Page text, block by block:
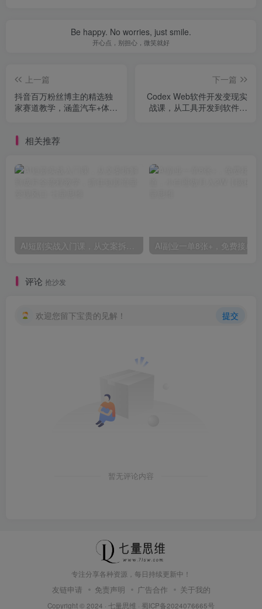
Be happy. No worries, just smile.
开心点，别担心，微笑就好
上一篇
抖音百万粉丝博主的精选独
家赛道教学，涵盖汽车+体育
下一篇
Codex Web软件开发变现实
战课，从工具开发到软件变
相关推荐
评论 抢沙发
欢迎您留下宝贵的见解！ 提交
暂无评论内容
专注分享各种资源，每日持续更新中！
友链申请 免责声明 广告合作 关于我的
Copyright © 2024 · 七量思维 · 蜀ICP备2024076665号